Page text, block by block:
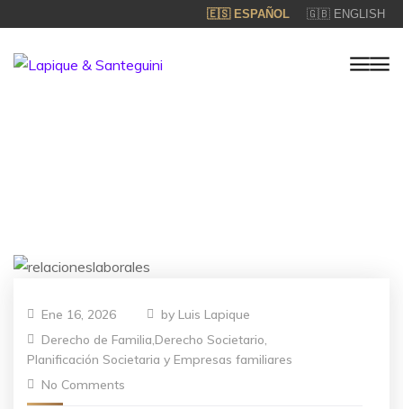
🇪🇸 ESPAÑOL 🇬🇧 ENGLISH
Ene 16, 2026 by Luis Lapique
Derecho de Familia,Derecho Societario,
Planificación Societaria y Empresas familiares
No Comments